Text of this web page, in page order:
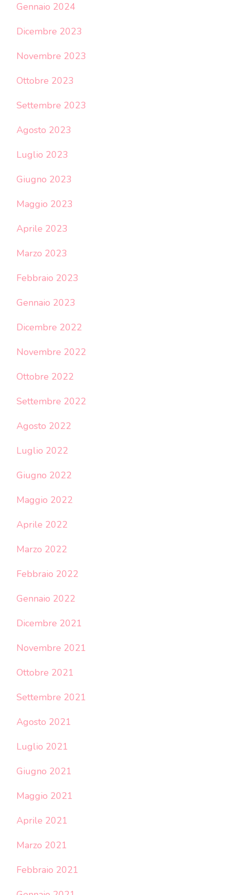
Gennaio 2024
Dicembre 2023
Novembre 2023
Ottobre 2023
Settembre 2023
Agosto 2023
Luglio 2023
Giugno 2023
Maggio 2023
Aprile 2023
Marzo 2023
Febbraio 2023
Gennaio 2023
Dicembre 2022
Novembre 2022
Ottobre 2022
Settembre 2022
Agosto 2022
Luglio 2022
Giugno 2022
Maggio 2022
Aprile 2022
Marzo 2022
Febbraio 2022
Gennaio 2022
Dicembre 2021
Novembre 2021
Ottobre 2021
Settembre 2021
Agosto 2021
Luglio 2021
Giugno 2021
Maggio 2021
Aprile 2021
Marzo 2021
Febbraio 2021